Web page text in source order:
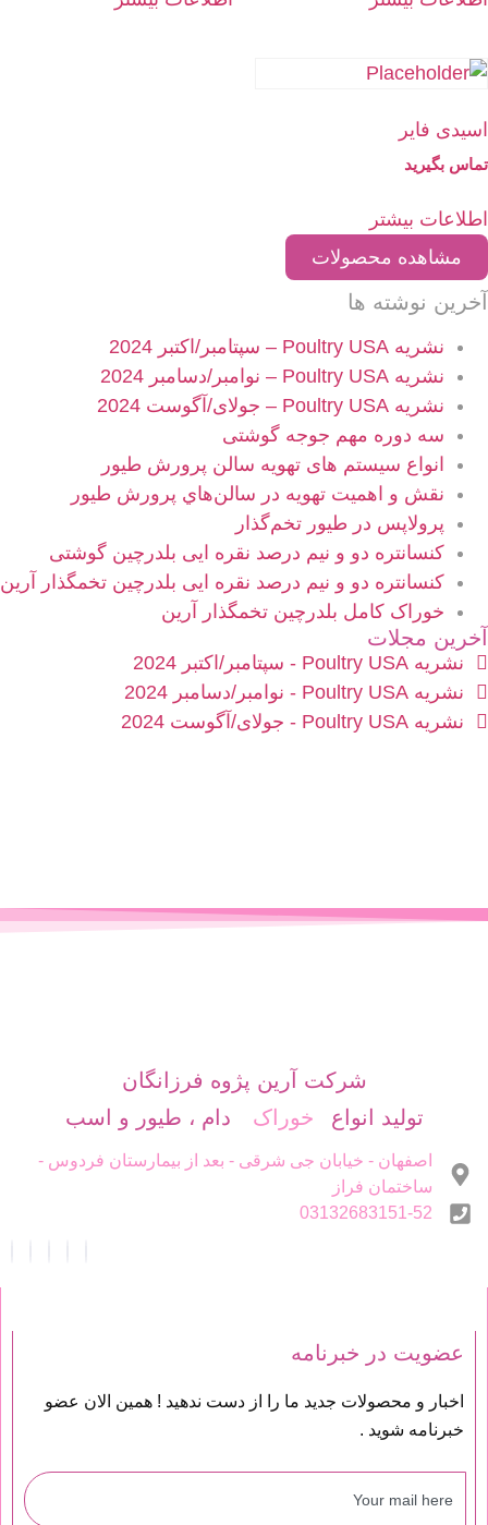
اسیدی فایر
تماس بگیرید
اطلاعات بیشتر
مشاهده محصولات
آخرین نوشته ها
نشریه Poultry USA – سپتامبر/اکتبر 2024
نشریه Poultry USA – نوامبر/دسامبر 2024
نشریه Poultry USA – جولای/آگوست 2024
سه دوره مهم جوجه گوشتی
انواع سیستم های تهویه سالن پرورش طیور
نقش و اهميت تهویه در سالن‌هاي پرورش طیور
پرولاپس در طیور تخم‌گذار
کنسانتره دو و نیم درصد نقره ایی بلدرچین گوشتی
کنسانتره دو و نیم درصد نقره ایی بلدرچین تخمگذار آرین
خوراک کامل بلدرچین تخمگذار آرین
آخرین مجلات
نشریه Poultry USA - سپتامبر/اکتبر 2024
نشریه Poultry USA - نوامبر/دسامبر 2024
نشریه Poultry USA - جولای/آگوست 2024
شرکت آرین پژوه فرزانگان
تولید انواع
خوراک دام ، طیور و اسب
اصفهان - خیابان جی شرقی - بعد از بیمارستان فردوس -
ساختمان فراز
03132683151-52
عضویت در خبرنامه
اخبار و محصولات جدید ما را از دست ندهید ! همین الان عضو
خبرنامه شوید .